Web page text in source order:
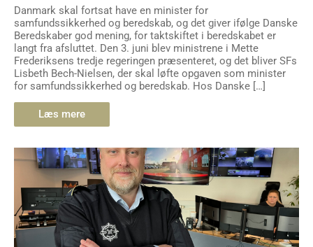
Danmark skal fortsat have en minister for
samfundssikkerhed og beredskab, og det giver ifølge Danske
Beredskaber god mening, for taktskiftet i beredskabet er
langt fra afsluttet. Den 3. juni blev ministrene i Mette
Frederiksens tredje regeringen præsenteret, og det bliver SFs
Lisbeth Bech-Nielsen, der skal løfte opgaven som minister
for samfundssikkerhed og beredskab. Hos Danske […]
Læs mere